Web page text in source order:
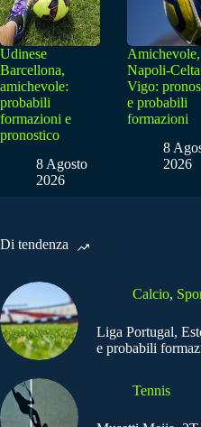
Udinese
Barcellona,
amichevole:
probabili
formazioni e
pronostico
8 Agosto
2026
Amichevole,
Napoli-Celta
Vigo:
e probabili
formazioni
8
2026
Di tendenza
Calcio,
Liga Portugal,
e probabili
Tennis